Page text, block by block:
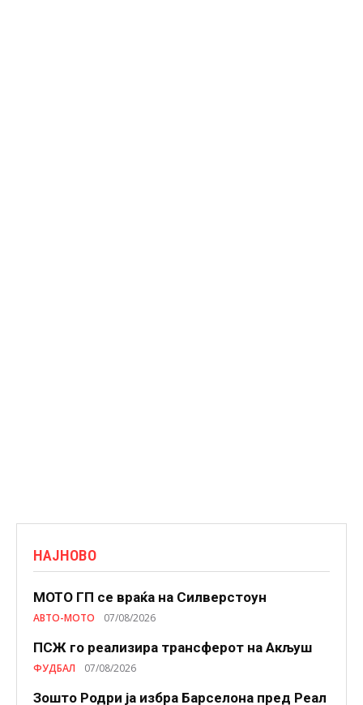
НАЈНОВО
МОТО ГП се враќа на Силверстоун
АВТО-МОТО 07/08/2026
ПСЖ го реализира трансферот на Акљуш
ФУДБАЛ 07/08/2026
Зошто Родри ја избра Барселона пред Реал